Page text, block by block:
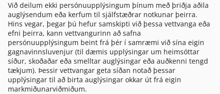
Við deilum ekki persónuupplýsingum þínum með þriðja aðila
auglýsendum eða kerfum til sjálfstæðrar notkunar þeirra.
Hins vegar, þegar þú hefur samskipti við þessa vettvanga eða
efni þeirra, kann vettvangurinn að safna
persónuupplýsingum beint frá þér í samræmi við sína eigin
gagnavinnsluvenjur (til dæmis upplýsingar um heimsóttar
síður, skoðaðar eða smelltar auglýsingar eða auðkenni tengd
tækjum). Þessir vettvangar geta síðan notað þessar
upplýsingar til að birta auglýsingar okkar út frá eigin
markmiðunarviðmiðum.